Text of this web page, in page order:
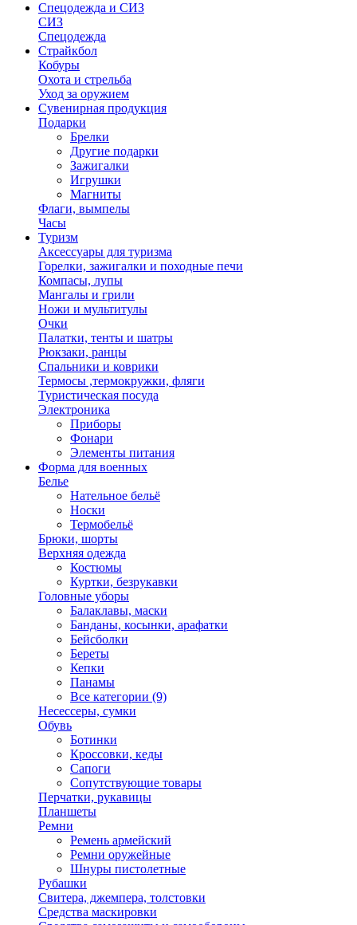
Спецодежда и СИЗ
СИЗ
Спецодежда
Страйкбол
Кобуры
Охота и стрельба
Уход за оружием
Сувенирная продукция
Подарки
Брелки
Другие подарки
Зажигалки
Игрушки
Магниты
Флаги, вымпелы
Часы
Туризм
Аксессуары для туризма
Горелки, зажигалки и походные печи
Компасы, лупы
Мангалы и грили
Ножи и мультитулы
Очки
Палатки, тенты и шатры
Рюкзаки, ранцы
Спальники и коврики
Термосы ,термокружки, фляги
Туристическая посуда
Электроника
Приборы
Фонари
Элементы питания
Форма для военных
Белье
Нательное бельё
Носки
Термобельё
Брюки, шорты
Верхняя одежда
Костюмы
Куртки, безрукавки
Головные уборы
Балаклавы, маски
Банданы, косынки, арафатки
Бейсболки
Береты
Кепки
Панамы
Все категории (9)
Несессеры, сумки
Обувь
Ботинки
Кроссовки, кеды
Сапоги
Сопутствующие товары
Перчатки, рукавицы
Планшеты
Ремни
Ремень армейский
Ремни оружейные
Шнуры пистолетные
Рубашки
Свитера, джемпера, толстовки
Средства маскировки